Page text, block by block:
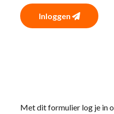
Inloggen
Met dit formulier log je in